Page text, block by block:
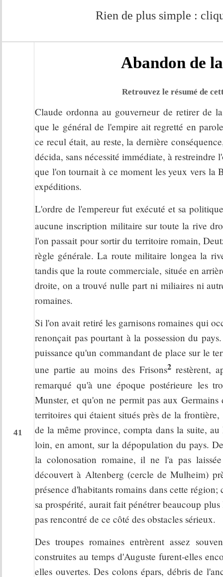
Rien de plus simple :
41
Abandon de
Retrouvez le résumé de
Claude ordonna au gouverneur de retirer de
que le général de l'empire ait regretté en
ce recul était, au reste, la dernière
décida, sans nécessité immédiate, à
que l'on tournait à ce moment les yeux vers la
expéditions.
L'ordre de l'empereur fut exécuté et sa
aucune inscription militaire sur toute la rive
l'on passait pour sortir du territoire romain,
règle générale. La route militaire longea la
tandis que la route commerciale, située en
droite, on a trouvé nulle part ni miliaires ni
romaines.
Si l'on avait retiré les garnisons romaines qui
renonçait pas pourtant à la possession du
puissance qu'un commandant de place sur le
une partie au moins des Frisons2 restèrent,
remarqué qu'à une époque postérieure les
Munster, et qu'on ne permit pas aux
territoires qui étaient situés près de la
de la même province, compta dans la suite,
loin, en amont, sur la dépopulation du pays.
la colonosation romaine, il ne l'a pas
découvert à Altenberg (cercle de Mulheim)
présence d'habitants romains dans cette
sa prospérité, aurait fait pénétrer beaucoup
pas rencontré de ce côté des obstacles sérieux.
Des troupes romaines entrèrent assez
construites au temps d'Auguste furent-elles
elles ouvertes. Des colons épars, débris de